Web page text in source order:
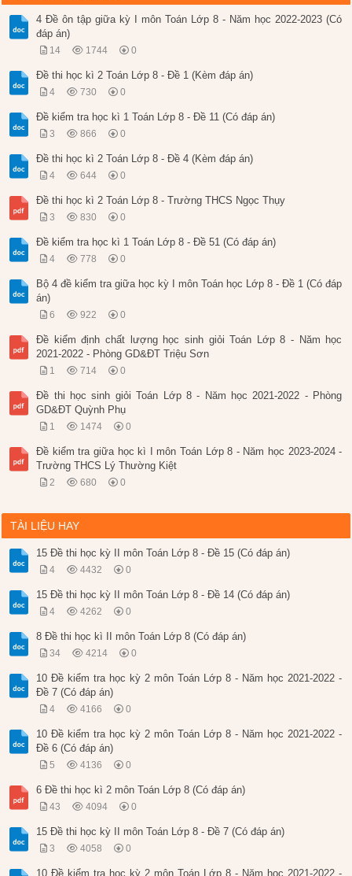
4 Đề ôn tập giữa kỳ I môn Toán Lớp 8 - Năm học 2022-2023 (Có
đáp án)
14 1744 0
Đề thi học kì 2 Toán Lớp 8 - Đề 1 (Kèm đáp án)
4 730 0
Đề kiểm tra học kì 1 Toán Lớp 8 - Đề 11 (Có đáp án)
3 866 0
Đề thi học kì 2 Toán Lớp 8 - Đề 4 (Kèm đáp án)
4 644 0
Đề thi học kì 2 Toán Lớp 8 - Trường THCS Ngọc Thụy
3 830 0
Đề kiểm tra học kì 1 Toán Lớp 8 - Đề 51 (Có đáp án)
4 778 0
Bộ 4 đề kiểm tra giữa học kỳ I môn Toán học Lớp 8 - Đề 1 (Có đáp
án)
6 922 0
Đề kiểm định chất lượng học sinh giỏi Toán Lớp 8 - Năm học
2021-2022 - Phòng GD&ĐT Triệu Sơn
1 714 0
Đề thi học sinh giỏi Toán Lớp 8 - Năm học 2021-2022 - Phòng
GD&ĐT Quỳnh Phụ
1 1474 0
Đề kiểm tra giữa học kì I môn Toán Lớp 8 - Năm học 2023-2024 -
Trường THCS Lý Thường Kiệt
2 680 0
TÀI LIỆU HAY
15 Đề thi học kỳ II môn Toán Lớp 8 - Đề 15 (Có đáp án)
4 4432 0
15 Đề thi học kỳ II môn Toán Lớp 8 - Đề 14 (Có đáp án)
4 4262 0
8 Đề thi học kì II môn Toán Lớp 8 (Có đáp án)
34 4214 0
10 Đề kiểm tra học kỳ 2 môn Toán Lớp 8 - Năm học 2021-2022 -
Đề 7 (Có đáp án)
4 4166 0
10 Đề kiểm tra học kỳ 2 môn Toán Lớp 8 - Năm học 2021-2022 -
Đề 6 (Có đáp án)
5 4136 0
6 Đề thi học kì 2 môn Toán Lớp 8 (Có đáp án)
43 4094 0
15 Đề thi học kỳ II môn Toán Lớp 8 - Đề 7 (Có đáp án)
3 4058 0
10 Đề kiểm tra học kỳ 2 môn Toán Lớp 8 - Năm học 2021-2022 -